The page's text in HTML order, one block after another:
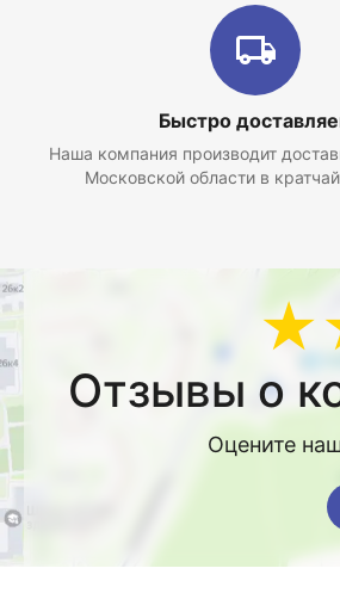
Быстро
Наша компания производит
Московской области в
Отзывы о
Оцените